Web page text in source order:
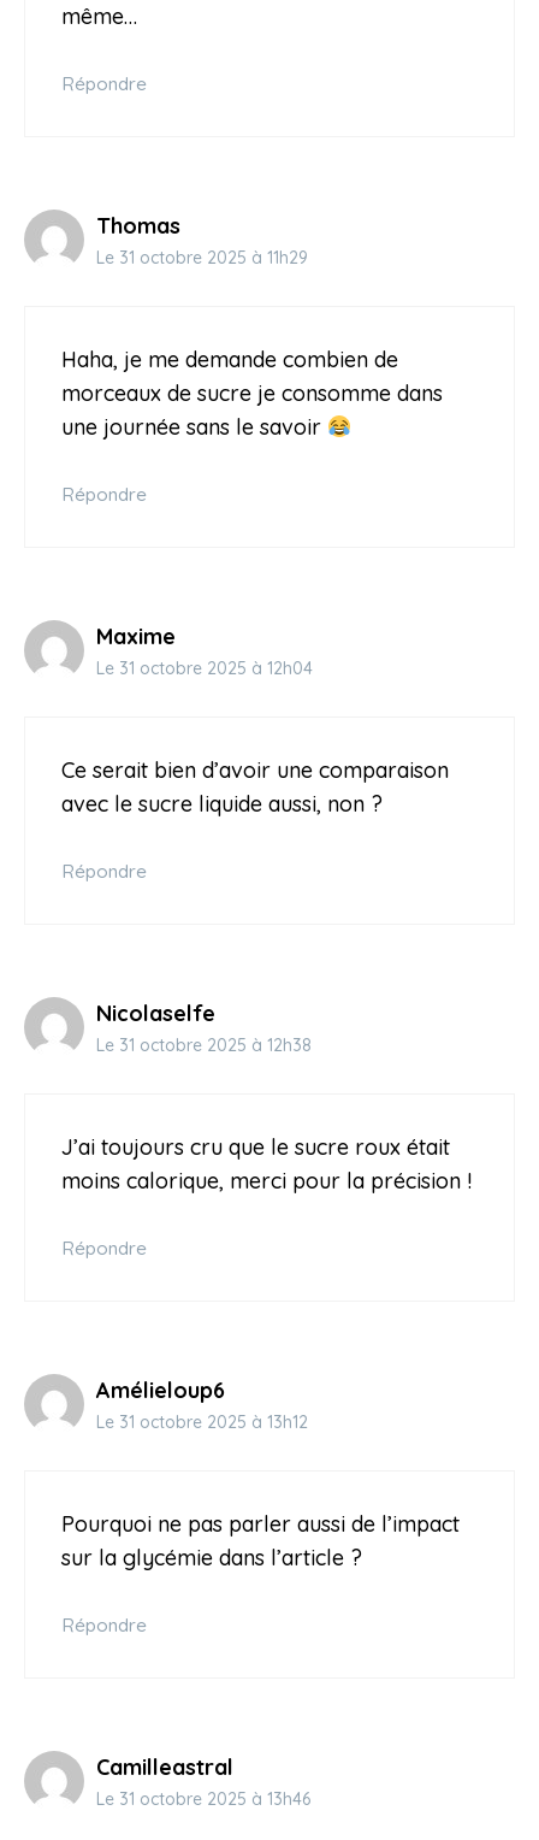
même…
Répondre
Thomas
Le 31 octobre 2025 à 11h29
Haha, je me demande combien de
morceaux de sucre je consomme dans
une journée sans le savoir
Répondre
Maxime
Le 31 octobre 2025 à 12h04
Ce serait bien d’avoir une comparaison
avec le sucre liquide aussi, non ?
Répondre
Nicolaselfe
Le 31 octobre 2025 à 12h38
J’ai toujours cru que le sucre roux était
moins calorique, merci pour la précision !
Répondre
Amélieloup6
Le 31 octobre 2025 à 13h12
Pourquoi ne pas parler aussi de l’impact
sur la glycémie dans l’article ?
Répondre
Camilleastral
Le 31 octobre 2025 à 13h46